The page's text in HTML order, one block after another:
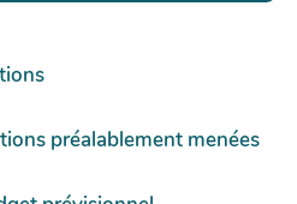
préalablement menées